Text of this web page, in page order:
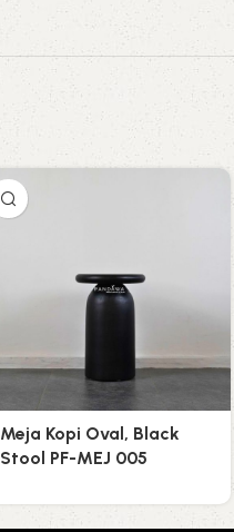
Meja Kopi Oval, Black
Stool PF-MEJ 005